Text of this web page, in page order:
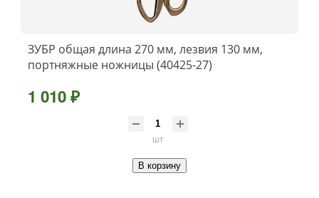
ЗУБР общая длина 270 мм, лезвия 130 мм,
портняжные ножницы (40425-27)
1 010 ₽
шт
В корзину